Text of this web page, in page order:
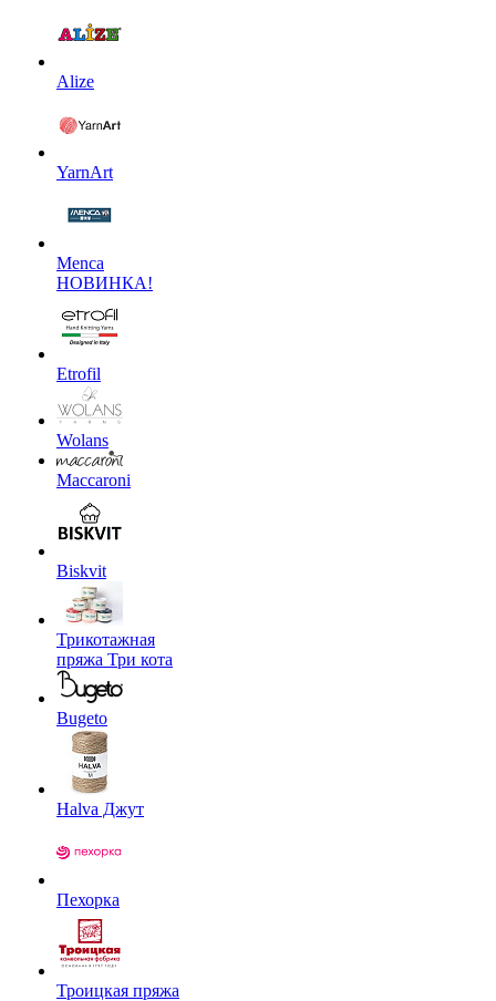
Alize
YarnArt
Menca
НОВИНКА!
Etrofil
Wolans
Maccaroni
Biskvit
Трикотажная
пряжа Три кота
Bugeto
Halva Джут
Пехорка
Троицкая пряжа